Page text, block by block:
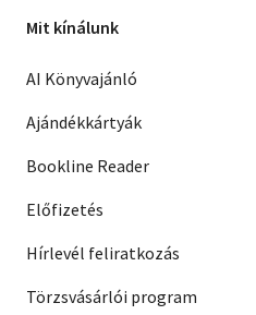
Mit kínálunk
AI Könyvajánló
Ajándékkártyák
Bookline Reader
Előfizetés
Hírlevél feliratkozás
Törzsvásárlói program